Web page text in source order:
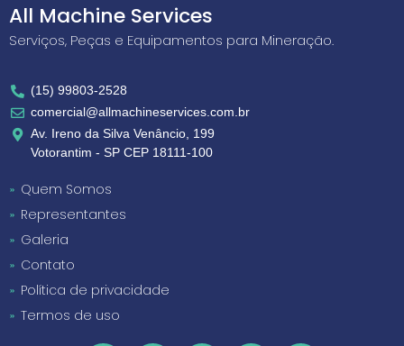
All Machine Services
Serviços, Peças e Equipamentos para Mineração.
(15) 99803-2528
comercial@allmachineservices.com.br
Av. Ireno da Silva Venâncio, 199
Votorantim - SP CEP 18111-100
Quem Somos
Representantes
Galeria
Contato
Política de privacidade
Termos de uso